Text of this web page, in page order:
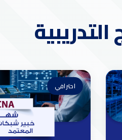
التدريبية
احترافي